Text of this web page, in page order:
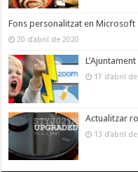
Fons personalitzat en Microsoft
20 d'abril de 2020
17 d'abril de
Actualitzar
13 d'abril de